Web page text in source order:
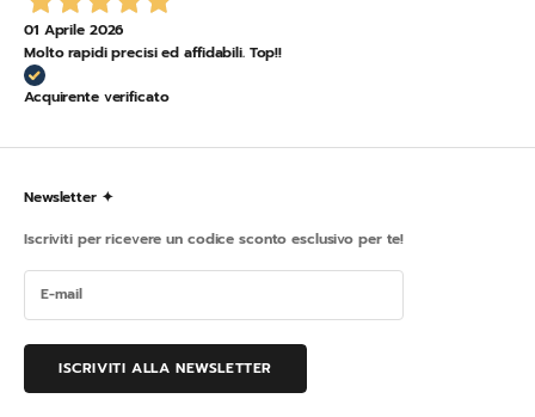
01 Aprile 2026
Molto rapidi precisi ed affidabili. Top!!
Acquirente verificato
Newsletter ✦
Iscriviti per ricevere un codice sconto esclusivo per te!
ISCRIVITI ALLA NEWSLETTER